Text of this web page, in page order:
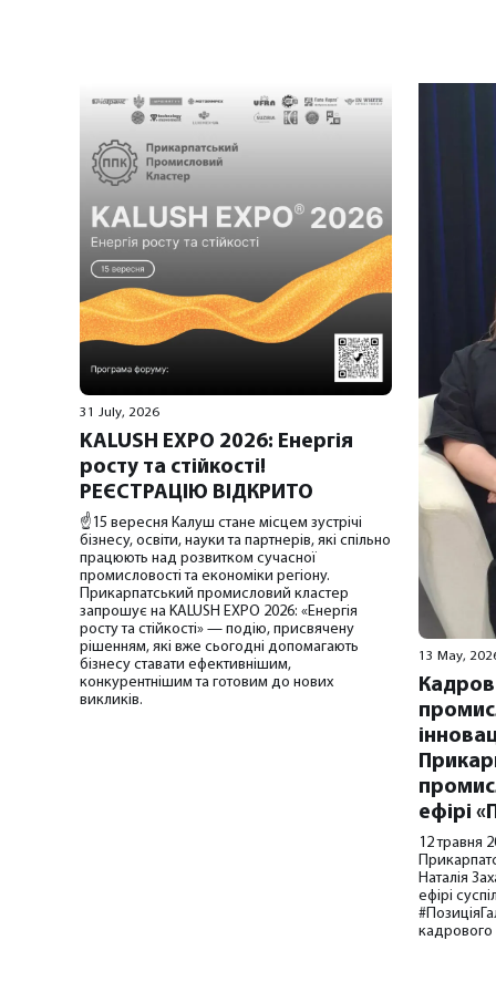
31 July, 2026
KALUSH EXPO 2026: Енергія
росту та стійкості!
РЕЄСТРАЦІЮ ВІДКРИТО
☝️15 вересня Калуш стане місцем зустрічі
бізнесу, освіти, науки та партнерів, які спільно
працюють над розвитком сучасної
промисловості та економіки регіону.
Прикарпатський промисловий кластер
запрошує на KALUSH EXPO 2026: «Енергія
росту та стійкості» — подію, присвячену
рішенням, які вже сьогодні допомагають
бізнесу ставати ефективнішим,
конкурентнішим та готовим до нових
викликів.
13 May,
ефірі
12 травня
Наталія
ефірі
кадрового